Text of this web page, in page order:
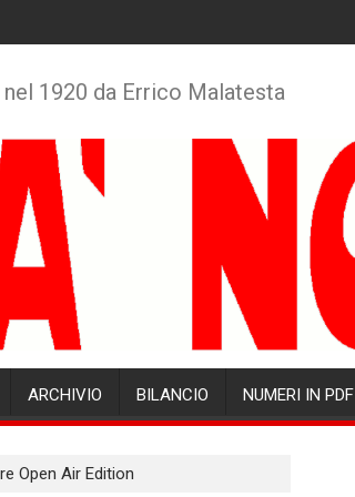
1920 da Errico Malatesta
ARCHIVIO BILANCIO NUMERI IN PDF
Open Air Edition